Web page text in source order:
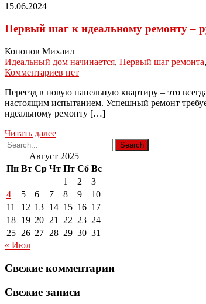
15.06.2024
Первый шаг к идеальному ремонту –
Кононов Михаил
Идеальный дом начинается, Первый шаг ремонта,
Комментариев нет
Переезд в новую панельную квартиру – это
настоящим испытанием. Успешный ремонт
идеальному ремонту […]
Читать далее
Август 2025
Пн Вт Ср Чт Пт Сб Вс
1
2
3
4
5 6 7 8 9
10
11
12 13 14 15 16 17
18 19 20 21 22 23 24
25 26 27 28 29 30 31
« Июл
Свежие комментарии
Свежие записи